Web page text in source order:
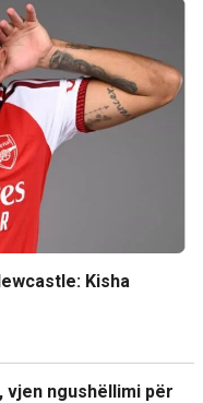
Kisha
vjen ngushëllimi për